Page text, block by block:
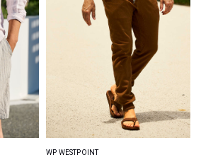
WP WESTPOINT